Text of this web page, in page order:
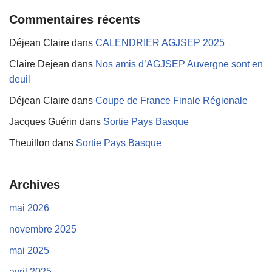
Commentaires récents
Déjean Claire dans CALENDRIER AGJSEP 2025
Claire Dejean dans Nos amis d’AGJSEP Auvergne sont en
deuil
Déjean Claire dans Coupe de France Finale Régionale
Jacques Guérin dans Sortie Pays Basque
Theuillon dans Sortie Pays Basque
Archives
mai 2026
novembre 2025
mai 2025